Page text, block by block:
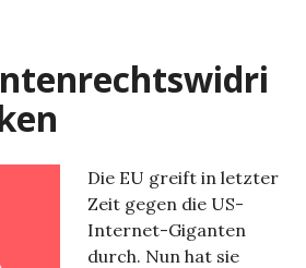
Die EU greift in letzter
Zeit gegen die US-
Internet-Giganten
durch. Nun hat sie